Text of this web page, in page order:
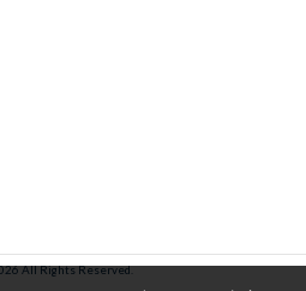
All Rights Reserved.